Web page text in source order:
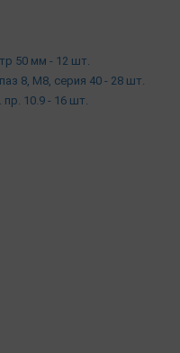
50 мм - 12 шт.
8, М8, серия 40 - 28 шт.
10.9 - 16 шт.